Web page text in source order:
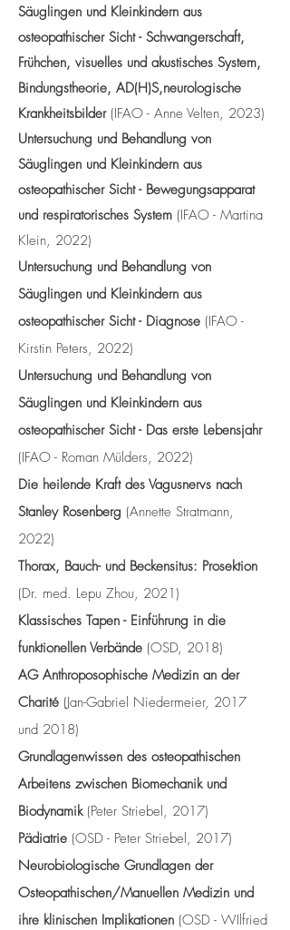
Säuglingen und Kleinkindern aus
osteopathischer Sicht - Schwangerschaft,
Frühchen, visuelles und akustisches System,
Bindungstheorie, AD(H)S,neurologische
Krankheitsbilder(IFAO - Anne Velten, 2023)
Untersuchung und Behandlung von
Säuglingen und Kleinkindern aus
osteopathischer Sicht - Bewegungsapparat
und respiratorisches System (IFAO - Martina
Klein, 2022)
Untersuchung und Behandlung von
Säuglingen und Kleinkindern aus
osteopathischer Sicht - Diagnose (IFAO -
Kirstin Peters, 2022)
Untersuchung und Behandlung von
Säuglingen und Kleinkindern aus
osteopathischer Sicht - Das erste Lebensjahr
(IFAO - Roman Mülders, 2022)
Die heilende Kraft des Vagusnervs nach
Stanley Rosenberg (Annette Stratmann,
2022)
Thorax, Bauch- und Beckensitus: Prosektion
(Dr. med. Lepu Zhou, 2021)
Klassisches Tapen - Einführung in die
funktionellen Verbände (OSD, 2018)
AG Anthroposophische Medizin an der
Charité (Jan-Gabriel Niedermeier, 2017
und 2018)
Grundlagenwissen des osteopathischen
Arbeitens zwischen Biomechanik und
Biodynamik(Peter Striebel, 2017)
Pädiatrie (OSD - Peter Striebel, 2017)
Neurobiologische Grundlagen der
Osteopathischen/Manuellen Medizin und
ihre klinischen Implikationen (OSD - WIlfried